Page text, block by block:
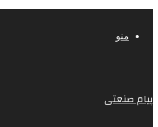
منو
پیام صنعتی